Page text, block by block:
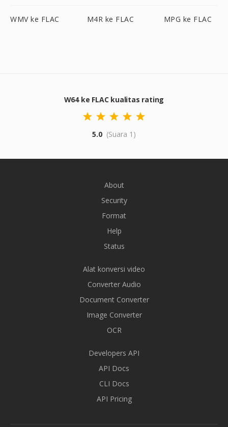
WMV ke FLAC M4R ke FLAC MPG ke FLAC
W64 ke FLAC kualitas rating
5.0 (Suara 1)
About
Security
Format
Help
Status
Alat konversi video
Converter Audio
Document Converter
Image Converter
OCR
Developers API
API Docs
CLI Docs
API Pricing